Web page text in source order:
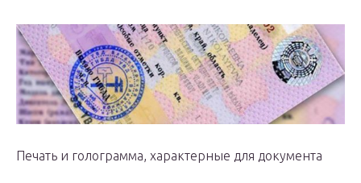
Печать и голограмма, характерные для документа